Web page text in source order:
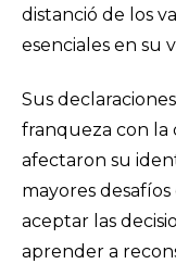
distanció de los
esenciales en su
Sus
franqueza con la
afectaron su
mayores
aceptar las
aprender a